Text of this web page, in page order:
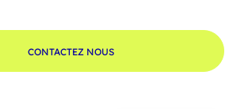
CONTACTEZ NOUS